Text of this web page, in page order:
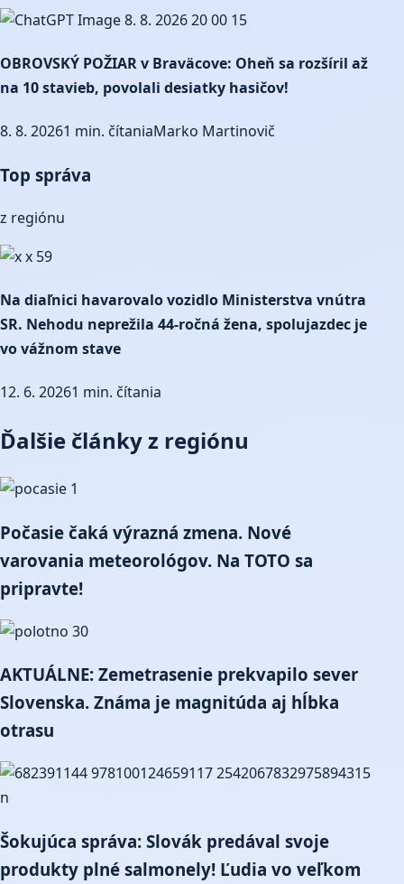
OBROVSKÝ POŽIAR v Braväcove: Oheň sa rozšíril až
na 10 stavieb, povolali desiatky hasičov!
8. 8. 20261 min. čítaniaMarko Martinovič
Top správa
z regiónu
Na diaľnici havarovalo vozidlo Ministerstva vnútra
SR. Nehodu neprežila 44-ročná žena, spolujazdec je
vo vážnom stave
12. 6. 20261 min. čítania
Ďalšie články z regiónu
Počasie čaká výrazná zmena. Nové
varovania meteorológov. Na TOTO sa
pripravte!
AKTUÁLNE: Zemetrasenie prekvapilo sever
Slovenska. Známa je magnitúda aj hĺbka
otrasu
Šokujúca správa: Slovák predával svoje
produkty plné salmonely! Ľudia vo veľkom